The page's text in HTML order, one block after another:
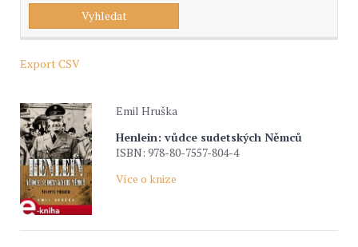
Export CSV
Emil Hruška
Henlein: vůdce sudetských Němců
ISBN: 978-80-7557-804-4
Více o knize